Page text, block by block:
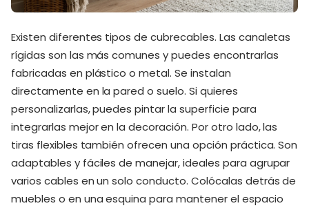
Existen diferentes tipos de cubrecables. Las canaletas
rígidas son las más comunes y puedes encontrarlas
fabricadas en plástico o metal. Se instalan
directamente en la pared o suelo. Si quieres
personalizarlas, puedes pintar la superficie para
integrarlas mejor en la decoración. Por otro lado, las
tiras flexibles también ofrecen una opción práctica. Son
adaptables y fáciles de manejar, ideales para agrupar
varios cables en un solo conducto. Colócalas detrás de
muebles o en una esquina para mantener el espacio